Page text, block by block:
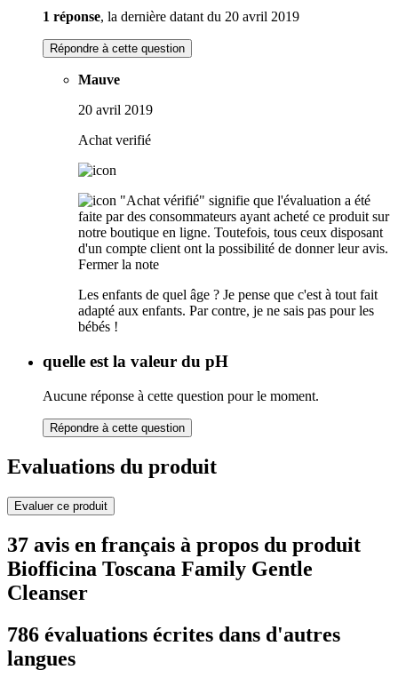
1 réponse, la dernière datant du 20 avril 2019
Répondre à cette question
Mauve
20 avril 2019
Achat verifié
"Achat vérifié" signifie que l'évaluation a été
faite par des consommateurs ayant acheté ce produit sur
notre boutique en ligne. Toutefois, tous ceux disposant
d'un compte client ont la possibilité de donner leur avis.
Fermer la note
Les enfants de quel âge ? Je pense que c'est à tout fait
adapté aux enfants. Par contre, je ne sais pas pour les
bébés !
quelle est la valeur du pH
Aucune réponse à cette question pour le moment.
Répondre à cette question
Evaluations du produit
Evaluer ce produit
37 avis en français à propos du produit
Biofficina Toscana Family Gentle
Cleanser
786 évaluations écrites dans d'autres
langues